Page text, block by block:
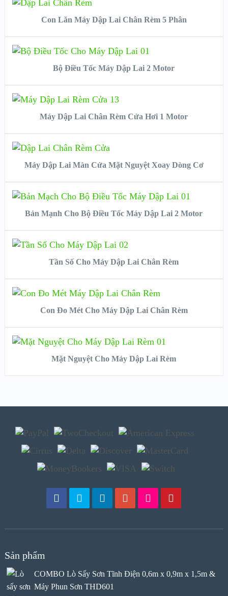
Con Lăn Máy Dập Lai Chân Rèm 5 Phân
VIEW DETAILS
READ MORE
Bộ Điều Tốc Máy Dập Lai 2 Motor
VIEW DETAILS
READ MORE
Máy Dập Lai Chân Rèm Cửa Hơi 1 Motor
VIEW DETAILS
READ MORE
Máy Dập Lai Màn Cửa Mặt Nguyệt Xoay Dòng Cơ
VIEW DETAILS
READ MORE
Bản Mạnh Cho Bộ Điều Tốc Máy Dập Lai 2 Motor
VIEW DETAILS
READ MORE
Tần Số Cho Máy Dập Lai Chân Rèm
VIEW DETAILS
READ MORE
Con Đo Mét Cho Máy Dập Lai Chân Rèm
VIEW DETAILS
READ MORE
Mặt Nguyệt Cho Máy Dập Lai Rèm
Sản phẩm
COMBO Lò Sấy Sơn Tĩnh Điện 0,6m x 0,9m x 1,5m &
Máy Phun Sơn THD601